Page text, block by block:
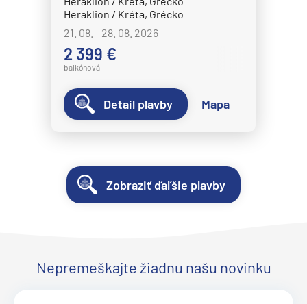
Heraklion / Kréta, Grécko
21. 08. - 28. 08. 2026
2 399 €
balkónová
Detail plavby Mapa
Zobraziť ďaľšie plavby
Nepremeškajte žiadnu našu novinku